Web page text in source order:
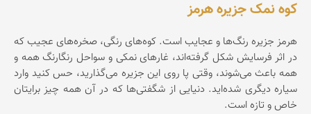
کوه نمک جزیره هرمز
هرمز جزیره‌ رنگ‌ها‌ و عجایب است. کوه‌های رنگی، صخره‌های عجیب که
در اثر فرسایش شکل گرفته‌اند، غارهای نمکی و سواحل رنگارنگ همه و
همه باعث می‌شوند، وقتی پا روی این جزیره می‌گذارید، حس کنید وارد
سیاره‌ دیگری شده‌اید. دنیایی از شگفتی‌ها که در آن همه چیز برایتان
خاص و تازه است.